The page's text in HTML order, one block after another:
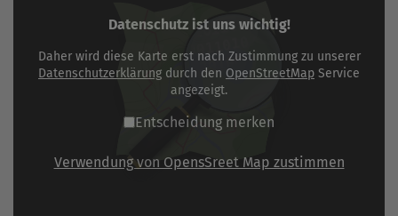
Datenschutz ist uns wichtig!
Daher wird diese Karte erst nach Zustimmung zu unserer
Datenschutzerklärung durch den OpenStreetMap Service
angezeigt.
Entscheidung merken
Verwendung von OpensSreet Map zustimmen